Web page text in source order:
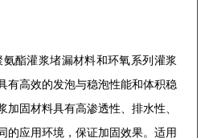
酯灌浆堵漏材料和环氧系列灌浆
有高效的发泡与稳泡性能和体积稳
加固材料具有高渗透性、排水性、
的应用环境，保证加固效果。适用